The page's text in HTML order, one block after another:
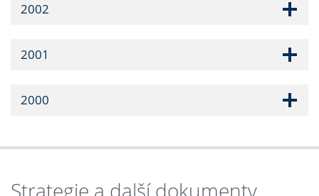
2002
2001
2000
Strategie a další dokumenty